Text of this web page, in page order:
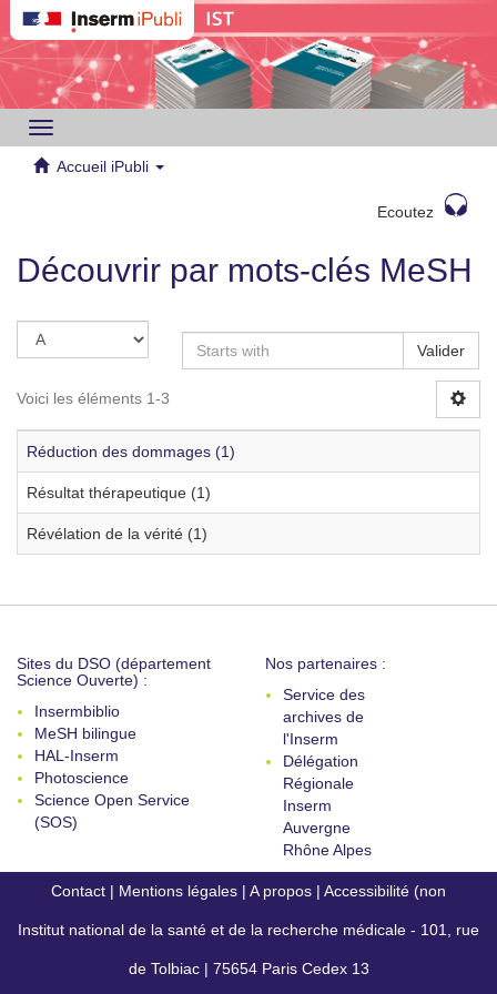
Toggle
navigation
Accueil iPubli
Ecoutez
Découvrir par mots-clés MeSH
Valider
Voici les éléments 1-3
Réduction des dommages (1)
Résultat thérapeutique (1)
Révélation de la vérité (1)
Sites du DSO (département
Science Ouverte) :
Insermbiblio
MeSH bilingue
HAL-Inserm
Photoscience
Science Open Service
(SOS)
Nos partenaires :
Service des
archives de
l'Inserm
Délégation
Régionale
Inserm
Auvergne
Rhône Alpes
Contact | Mentions légales | A propos | Accessibilité (non
conforme)
Institut national de la santé et de la recherche médicale - 101, rue
de Tolbiac | 75654 Paris Cedex 13